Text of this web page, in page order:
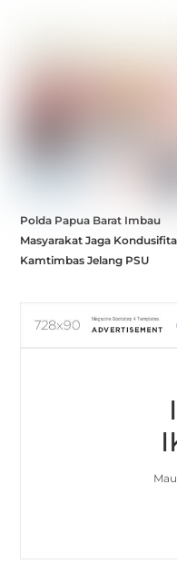
Polda Papua Barat Imbau
Masyarakat Jaga
Kamtimbas Jelang PSU